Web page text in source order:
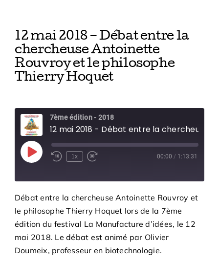
12 mai 2018 – Débat entre la
chercheuse Antoinette
Rouvroy et le philosophe
Thierry Hoquet
7ème édition - 2018
Play
Episode
1x 00:00 / 1:13:31
Débat entre la chercheuse Antoinette Rouvroy et
le philosophe Thierry Hoquet lors de la 7ème
édition du festival La Manufacture d’idées, le 12
mai 2018. Le débat est animé par Olivier
Doumeix, professeur en biotechnologie.